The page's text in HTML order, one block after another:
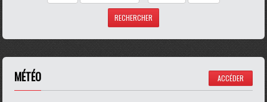
MÉTÉO ACCÉDER